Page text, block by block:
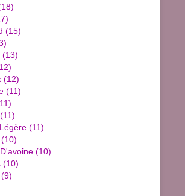
(15)
(13)
(12)
(11)
(11)
(11)
(10)
(10)
(10)
(9)